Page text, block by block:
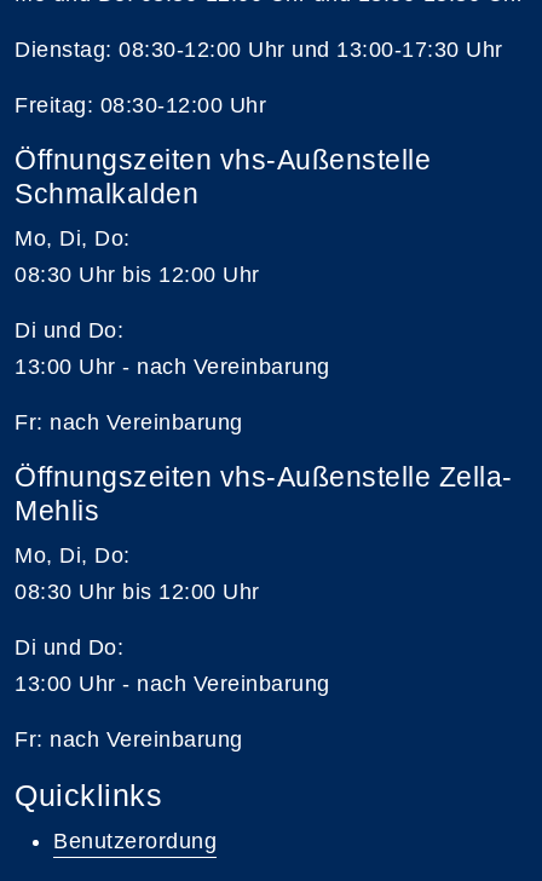
Dienstag: 08:30-12:00 Uhr und 13:00-17:30 Uhr
Freitag: 08:30-12:00 Uhr
Öffnungszeiten vhs-Außenstelle
Schmalkalden
Mo, Di, Do:
08:30 Uhr bis 12:00 Uhr
Di und Do:
13:00 Uhr - nach Vereinbarung
Fr: nach Vereinbarung
Öffnungszeiten vhs-Außenstelle Zella-
Mehlis
Mo, Di, Do:
08:30 Uhr bis 12:00 Uhr
Di und Do:
13:00 Uhr - nach Vereinbarung
Fr: nach Vereinbarung
Quicklinks
Benutzerordung